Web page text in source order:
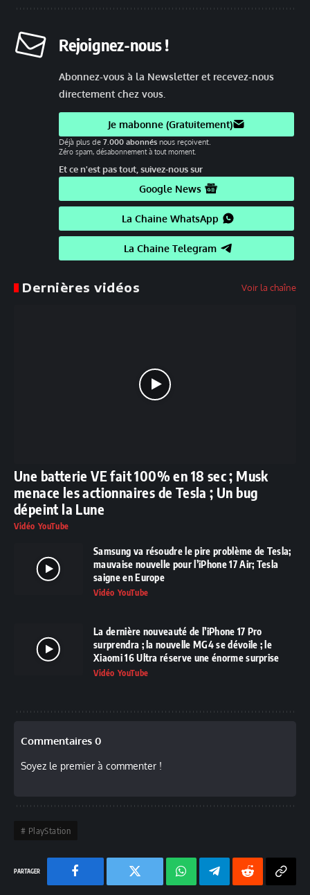
Rejoignez-nous !
Abonnez-vous à la Newsletter et recevez-nous
directement chez vous.
Je mabonne (Gratuitement)
Déjà plus de 7.000 abonnés nous reçoivent.
Zéro spam, désabonnement à tout moment.
Et ce n'est pas tout, suivez-nous sur
Google News
La Chaine WhatsApp
La Chaine Telegram
Dernières vidéos Voir la chaîne
Une batterie VE fait 100% en 18 sec ; Musk
menace les actionnaires de Tesla ; Un bug
dépeint la Lune
Vidéo YouTube
Samsung va résoudre le pire problème de Tesla;
mauvaise nouvelle pour l’iPhone 17 Air; Tesla
saigne en Europe
Vidéo YouTube
La dernière nouveauté de l’iPhone 17 Pro
surprendra ; la nouvelle MG4 se dévoile ; le
Xiaomi 16 Ultra réserve une énorme surprise
Vidéo YouTube
Commentaires 0
Soyez le premier à commenter !
PlayStation
Facebook Twitter Chaine TelegramRedditCopy